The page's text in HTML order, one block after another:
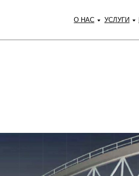
О НАС УСЛУГИ